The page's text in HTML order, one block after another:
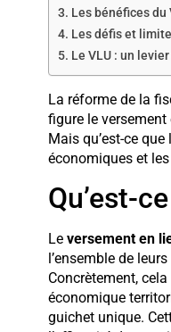
Les bénéfices
Les défis et
Le VLU : un
La réforme de la
figure le
Mais qu’est-ce
économiques et
Qu’est-
Le versement en
l’ensemble de
Concrètement,
économique
guichet unique.